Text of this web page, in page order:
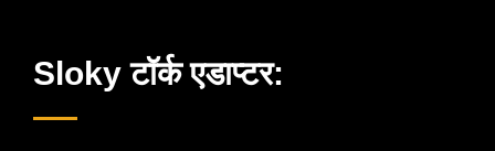
टर्निंग और मिलिंग के लिए CNC
टॉर्क उपकरण
Sloky टॉर्क एडाप्टर: